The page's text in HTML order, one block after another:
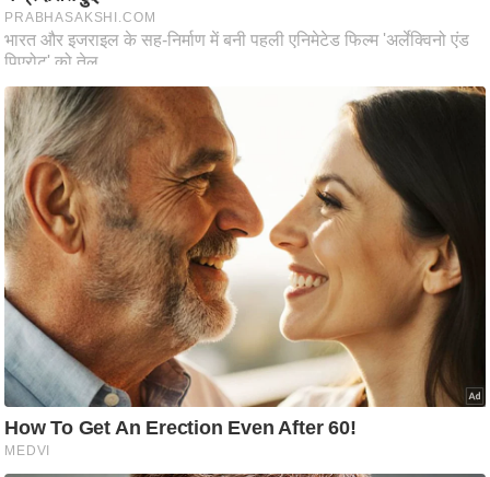
क
मा
भू
मि
स्तं
भ
ए
.
आ
र
आ
ई
.